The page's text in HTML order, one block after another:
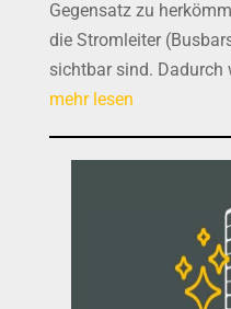
Gegensatz zu
die Stromleiter
sichtbar sind. Dadurch
mehr lesen